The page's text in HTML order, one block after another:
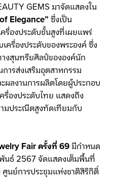
GEMS มาจัดแสดงใน
Elegance”ซึ่งเป็น
รื่องประดับชั้นสูงที่เผยแพร่
ครื่องประดับของพระองค์ ซึ่ง
งสุนทรียศิลป์ขององค์นัก
ารส่งเสริมอุตสาหกรรม
ลงานการผลิตโดยผู้ประกอบ
องประดับไทย แสดงถึง
มประณีตสูงทัดเทียมกับ
Fair ครั้งที่ 69มีกำหนด
นธ์ 2567 จัดแสดงเต็มพื้นที่
นย์การประชุมแห่งชาติสิริกิติ์